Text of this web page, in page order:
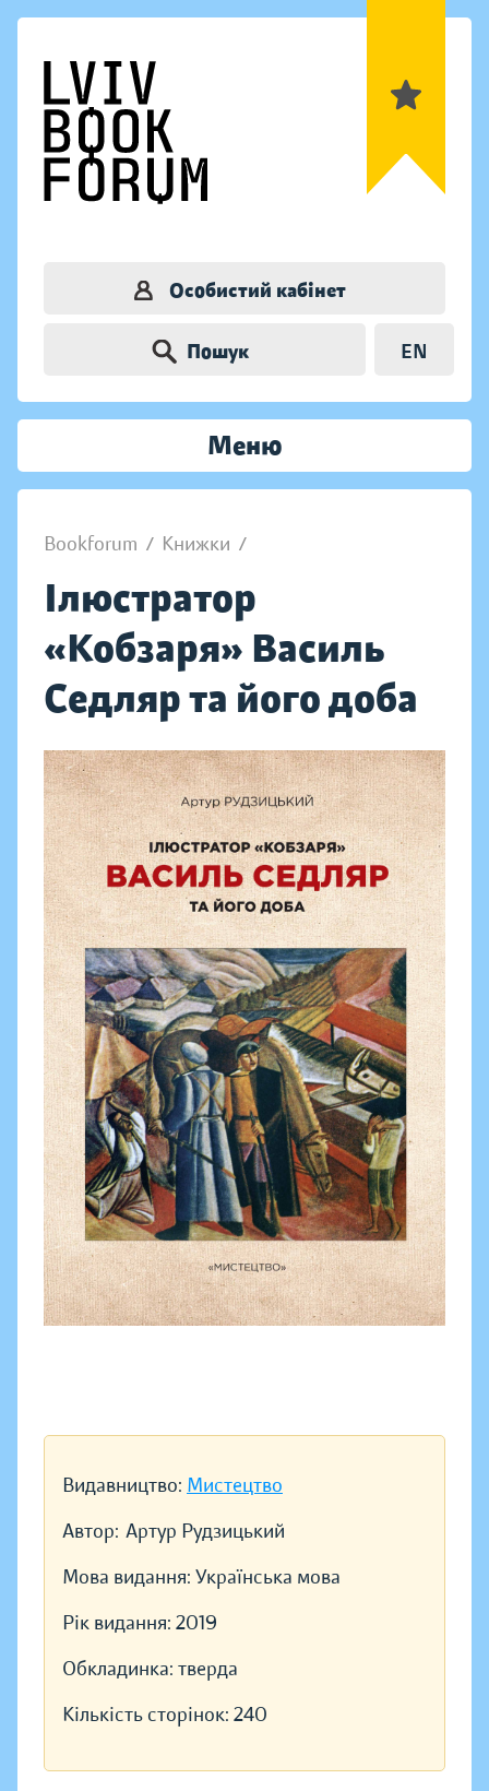
Особистий кабінет
Пошук EN
Меню
Bookforum / Книжки /
Ілюстратор
«Кобзаря» Василь
Седляр та його доба
Видавництво: Мистецтво
Автор: Артур Рудзицький
Мова видання: Українська мова
Рік видання: 2019
Обкладинка: тверда
Кількість сторінок: 240